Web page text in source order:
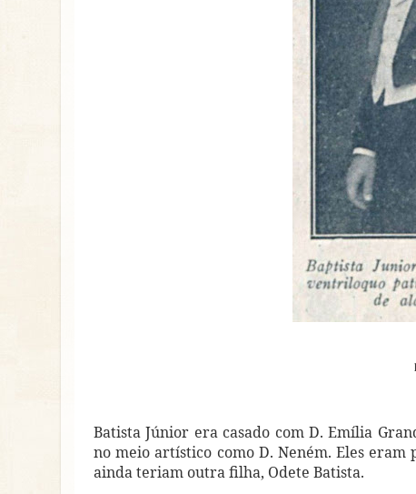
Batista Júnior era casado com D. Emília
no meio artístico como D. Neném. Eles eram
ainda teriam outra filha, Odete Batista.